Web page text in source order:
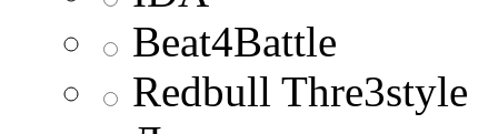
Beat4Battle
Redbull Thre3style